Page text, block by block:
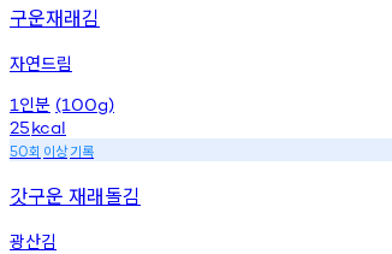
구운재래김
자연드림
1 인분 (100g)
25kcal
50회 이상기록
갓구운 재래돌김
광산김